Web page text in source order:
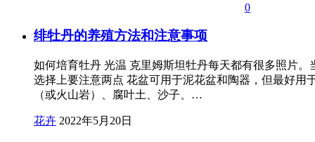
0
绯牡丹的养殖方法和注意事项
如何培育牡丹 光温 克里姆斯坦牡丹每天都有很多照片
选择上要注意两点 花盆可用于泥花盆和陶器，但最好用
（或火山岩）、腐叶土、沙子、…
花卉 2022年5月20日